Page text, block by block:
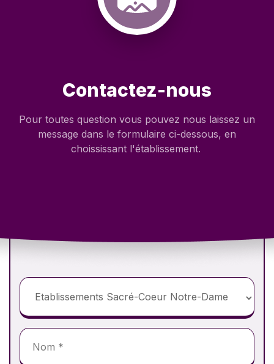
Contactez-nous
Pour toutes question vous pouvez nous laissez un
message dans le formulaire ci-dessous, en
choississant l'établissement.